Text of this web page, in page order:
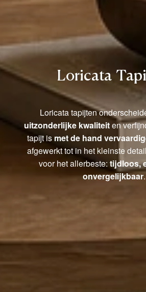
Loricata
Loricata tapijten
uitzonderlijke kwaliteiten
tapijt is met de hand
afgewerkt tot in het kleinste
voor het allerbeste:tijdloos,
onvergelijkbaar.